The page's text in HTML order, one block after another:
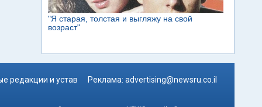
редакции и устав Реклама: advertising@newsru.co.il